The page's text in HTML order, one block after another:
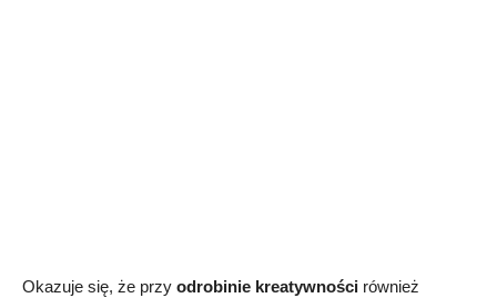
Okazuje się, że przy odrobinie kreatywności również